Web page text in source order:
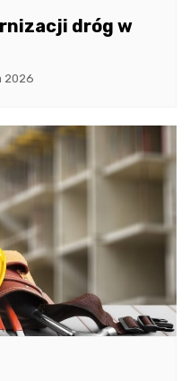
dróg w
2026